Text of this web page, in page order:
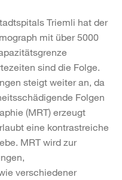
Triemli hat der
mit über 5000
sind die Folge.
steigt weiter an, da
Folgen
(MRT) erzeugt
eine kontrastreiche
MRT wird zur
verschiedener